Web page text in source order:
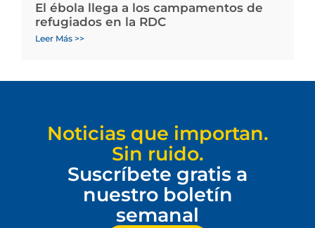
El ébola llega a los campamentos de
refugiados en la RDC
Leer Más >>
Noticias que importan.
Sin ruido.
Suscríbete gratis a
nuestro boletín
semanal